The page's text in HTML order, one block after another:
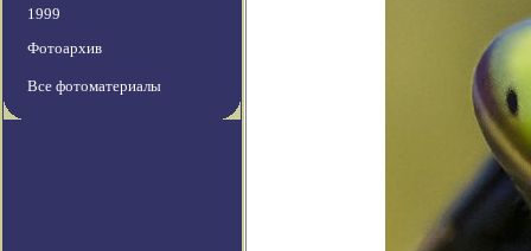
1999
Фотоархив
Все фотоматериалы